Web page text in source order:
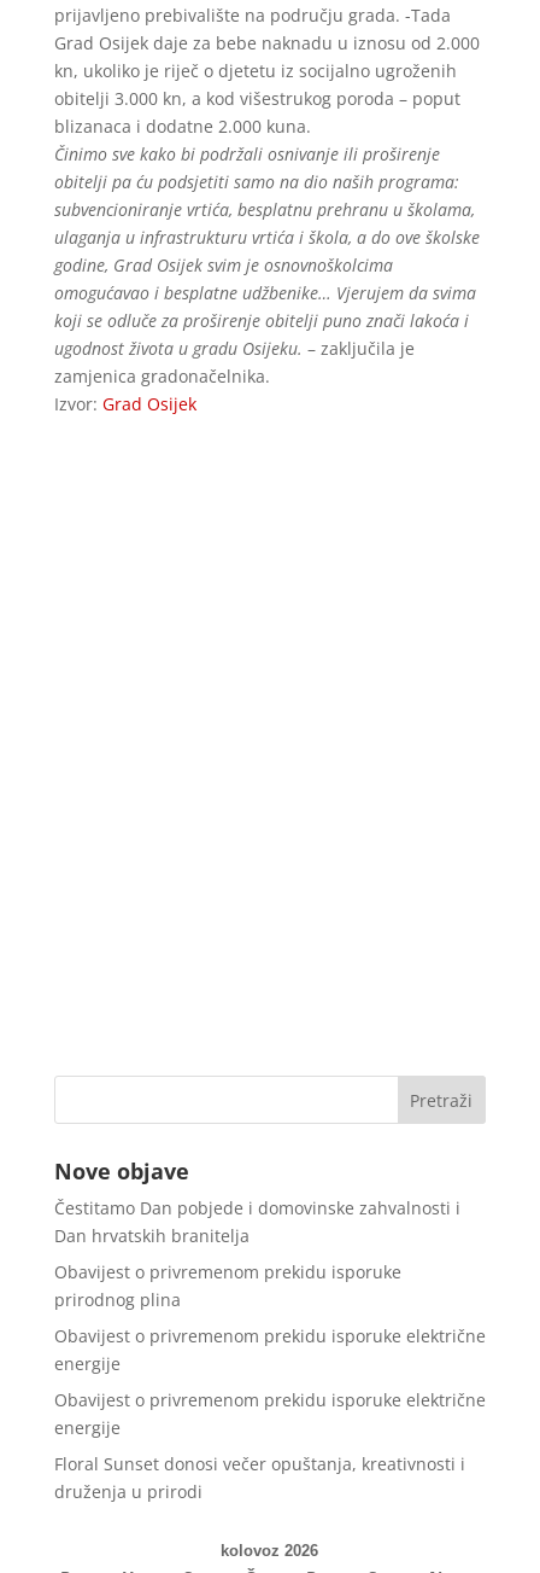
prijavljeno prebivalište na području grada. -Tada
Grad Osijek daje za bebe naknadu u iznosu od 2.000
kn, ukoliko je riječ o djetetu iz socijalno ugroženih
obitelji 3.000 kn, a kod višestrukog poroda – poput
blizanaca i dodatne 2.000 kuna.
Činimo sve kako bi podržali osnivanje ili proširenje
obitelji pa ću podsjetiti samo na dio naših programa:
subvencioniranje vrtića, besplatnu prehranu u školama,
ulaganja u infrastrukturu vrtića i škola, a do ove školske
godine, Grad Osijek svim je osnovnoškolcima
omogućavao i besplatne udžbenike… Vjerujem da svima
koji se odluče za proširenje obitelji puno znači lakoća i
ugodnost života u gradu Osijeku. – zaključila je
zamjenica gradonačelnika.
Izvor: Grad Osijek
Nove objave
Čestitamo Dan pobjede i domovinske zahvalnosti i
Dan hrvatskih branitelja
Obavijest o privremenom prekidu isporuke
prirodnog plina
Obavijest o privremenom prekidu isporuke električne
energije
Obavijest o privremenom prekidu isporuke električne
energije
Floral Sunset donosi večer opuštanja, kreativnosti i
druženja u prirodi
kolovoz 2026